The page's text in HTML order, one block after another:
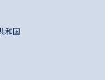
和国